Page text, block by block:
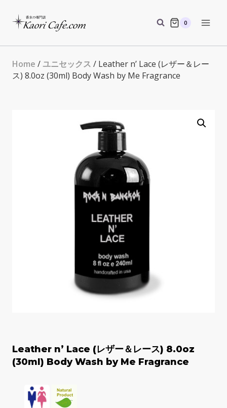
0
Home /ユニセックス / Leather n’ Lace (レザー＆レー
ス) 8.0oz (30ml) Body Wash by Me Fragrance
Leather n’ Lace (レザー＆レース) 8.0oz
(30ml) Body Wash by Me Fragrance